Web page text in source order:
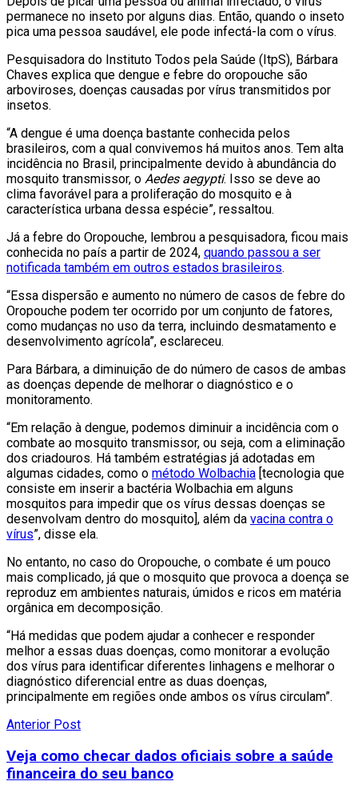
permanece no inseto por alguns dias. Então, quando o inseto
pica uma pessoa saudável, ele pode infectá-la com o vírus.
Pesquisadora do Instituto Todos pela Saúde (ItpS), Bárbara
Chaves explica que dengue e febre do oropouche são
arboviroses, doenças causadas por vírus transmitidos por
insetos.
“A dengue é uma doença bastante conhecida pelos
brasileiros, com a qual convivemos há muitos anos. Tem alta
incidência no Brasil, principalmente devido à abundância do
mosquito transmissor, o Aedes aegypti. Isso se deve ao
clima favorável para a proliferação do mosquito e à
característica urbana dessa espécie”, ressaltou.
Já a febre do Oropouche, lembrou a pesquisadora, ficou mais
conhecida no país a partir de 2024, quando passou a ser
notificada também em outros estados brasileiros.
“Essa dispersão e aumento no número de casos de febre do
Oropouche podem ter ocorrido por um conjunto de fatores,
como mudanças no uso da terra, incluindo desmatamento e
desenvolvimento agrícola”, esclareceu.
Para Bárbara, a diminuição de do número de casos de ambas
as doenças depende de melhorar o diagnóstico e o
monitoramento.
“Em relação à dengue, podemos diminuir a incidência com o
combate ao mosquito transmissor, ou seja, com a eliminação
dos criadouros. Há também estratégias já adotadas em
algumas cidades, como o método Wolbachia [tecnologia que
consiste em inserir a bactéria Wolbachia em alguns
mosquitos para impedir que os vírus dessas doenças se
desenvolvam dentro do mosquito], além da vacina contra o
vírus”, disse ela.
No entanto, no caso do Oropouche, o combate é um pouco
mais complicado, já que o mosquito que provoca a doença se
reproduz em ambientes naturais, úmidos e ricos em matéria
orgânica em decomposição.
“Há medidas que podem ajudar a conhecer e responder
melhor a essas duas doenças, como monitorar a evolução
dos vírus para identificar diferentes linhagens e melhorar o
diagnóstico diferencial entre as duas doenças,
principalmente em regiões onde ambos os vírus circulam”.
Anterior Post
Veja como checar dados oficiais sobre a saúde
financeira do seu banco